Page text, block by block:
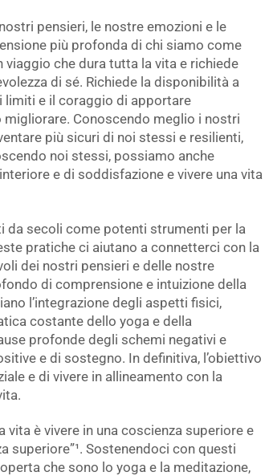
pensieri, le nostre emozioni e le
più profonda di chi siamo come
che dura tutta la vita e richiede
di sé. Richiede la disponibilità a
limiti e il coraggio di apportare
Conoscendo meglio i nostri
più sicuri di noi stessi e resilienti,
noi stessi, possiamo anche
e di soddisfazione e vivere una vita
da secoli come potenti strumenti per la
pratiche ci aiutano a connetterci con la
dei nostri pensieri e delle nostre
di comprensione e intuizione della
l’integrazione degli aspetti fisici,
costante dello yoga e della
profonde degli schemi negativi e
e di sostegno. In definitiva, l’obiettivo
e di vivere in allineamento con la
è vivere in una coscienza superiore e
superiore”¹. Sostenendoci con questi
che sono lo yoga e la meditazione,